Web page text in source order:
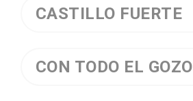
CASTILLO FUERTE
CON TODO EL GOZO